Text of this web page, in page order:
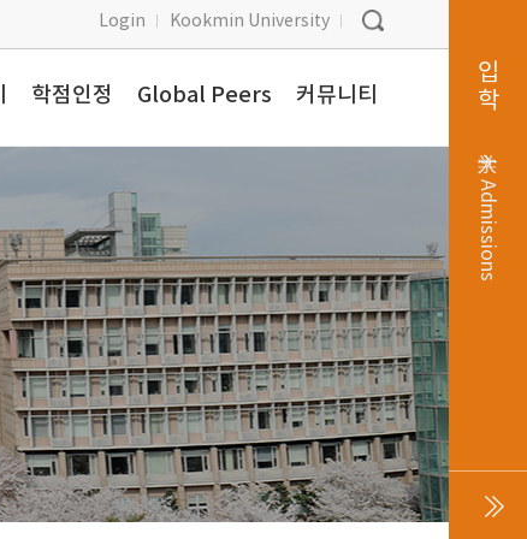
Login Kookmin University
학점인정 Global Peers 커뮤니티 입학
Admissions